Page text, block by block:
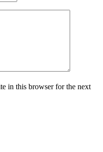
in this browser for the next